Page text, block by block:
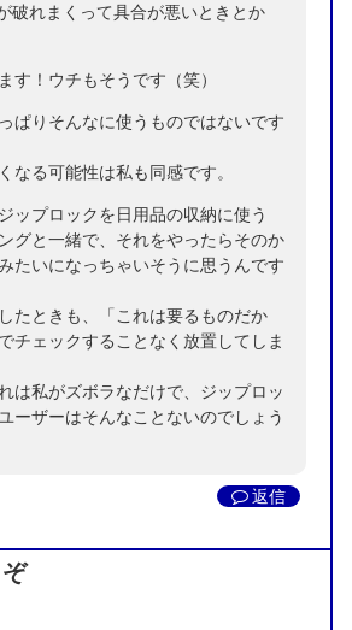
破れまくって具合が悪いときとか
す！ウチもそうです（笑）
ぱりそんなに使うものではないです
なる可能性は私も同感です。
ップロックを日用品の収納に使う
グと一緒で、それをやったらそのか
たいになっちゃいそうに思うんです
たときも、「これは要るものだか
チェックすることなく放置してしま
は私がズボラなだけで、ジップロッ
ーザーはそんなことないのでしょう
返信